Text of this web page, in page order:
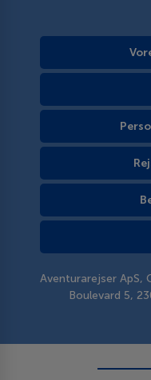
Aventurarejser ApS,
Boulevard 5,